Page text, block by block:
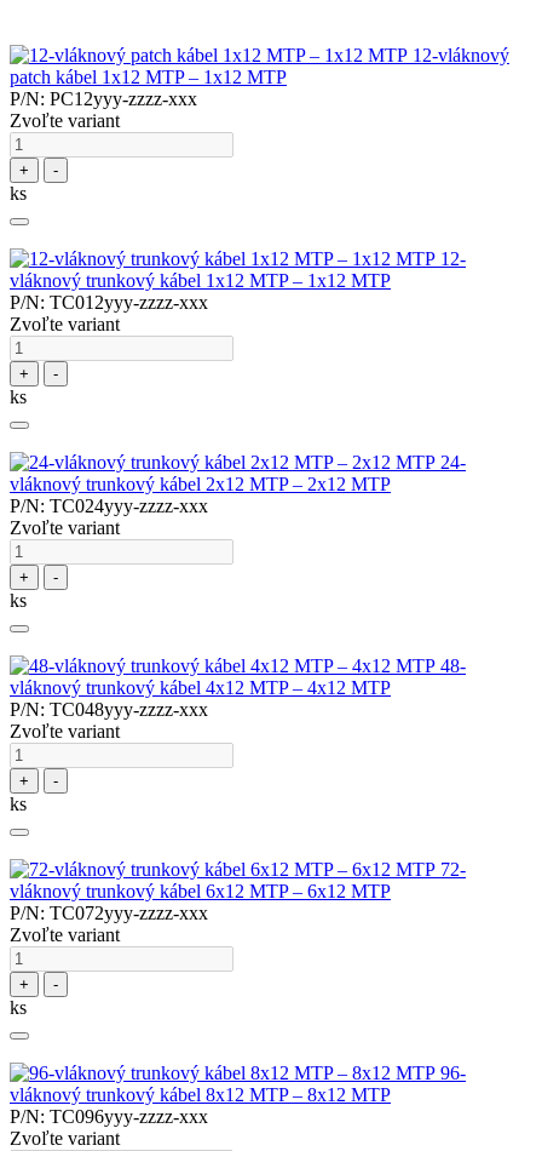
12-vláknový
patch kábel 1x12 MTP – 1x12 MTP
P/N: PC12yyy-zzzz-xxx
Zvoľte variant
+ -
ks
12-
vláknový trunkový kábel 1x12 MTP – 1x12 MTP
P/N: TC012yyy-zzzz-xxx
Zvoľte variant
+ -
ks
24-
vláknový trunkový kábel 2x12 MTP – 2x12 MTP
P/N: TC024yyy-zzzz-xxx
Zvoľte variant
+ -
ks
48-
vláknový trunkový kábel 4x12 MTP – 4x12 MTP
P/N: TC048yyy-zzzz-xxx
Zvoľte variant
+ -
ks
72-
vláknový trunkový kábel 6x12 MTP – 6x12 MTP
P/N: TC072yyy-zzzz-xxx
Zvoľte variant
+ -
ks
96-
vláknový trunkový kábel 8x12 MTP – 8x12 MTP
P/N: TC096yyy-zzzz-xxx
Zvoľte variant